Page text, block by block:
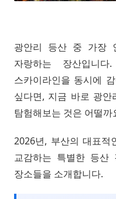
광안리 등산 중 가장
자랑하는 장산입니
스카이라인을 동시에
싶다면, 지금 바로 광
탐험해보는 것은 어떨까
2026년, 부산의 대표
교감하는 특별한 등
장소들을 소개합니다.